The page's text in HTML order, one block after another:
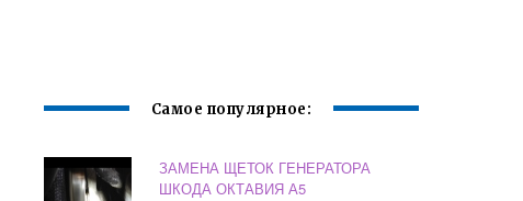
Самое популярное:
ЗАМЕНА ЩЕТОК ГЕНЕРАТОРА
ШКОДА ОКТАВИЯ А5